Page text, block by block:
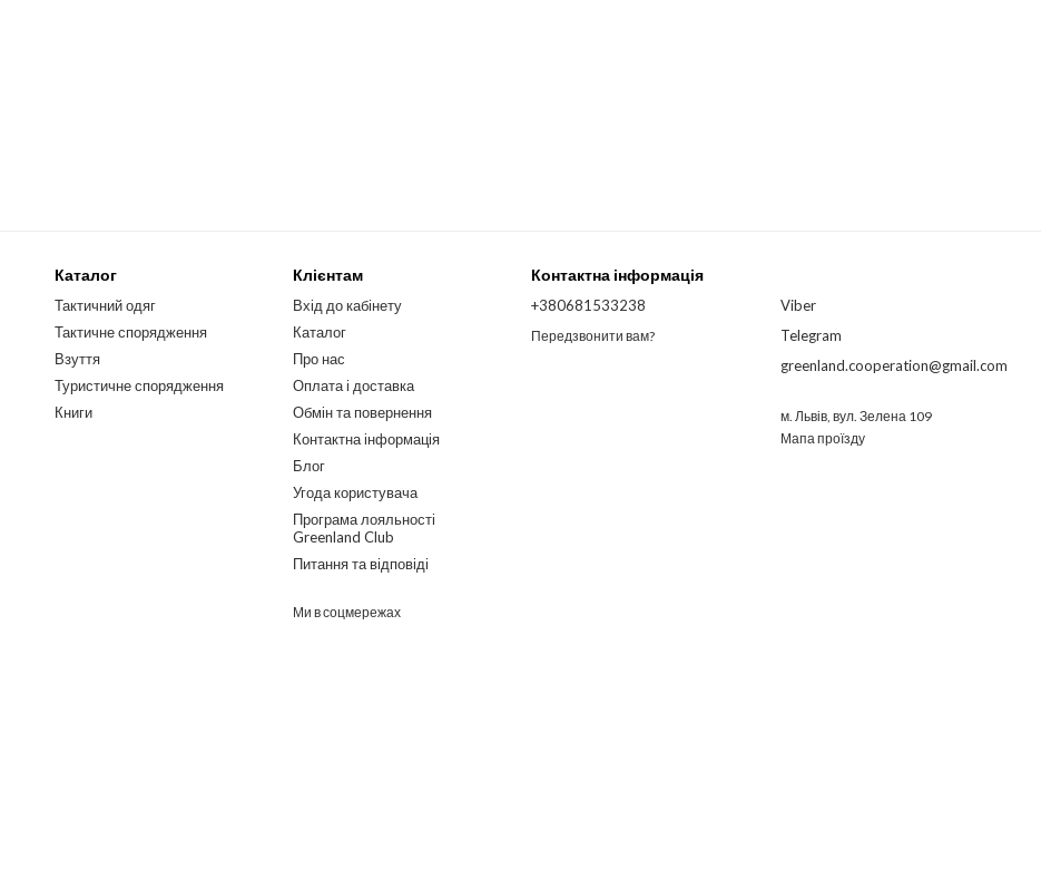
Каталог
Тактичний одяг
Тактичне спорядження
Взуття
Туристичне спорядження
Книги
Клієнтам
Вхід до кабінету
Каталог
Про нас
Оплата і доставка
Обмін та повернення
Контактна інформація
Блог
Угода користувача
Програма лояльності
Greenland Club
Питання та відповіді
Ми в соцмережах
Контактна інформація
+380681533238
Передзвонити вам?
Viber
Telegram
greenland.cooperation@gmail.com
м. Львів, вул. Зелена 109
Мапа проїзду